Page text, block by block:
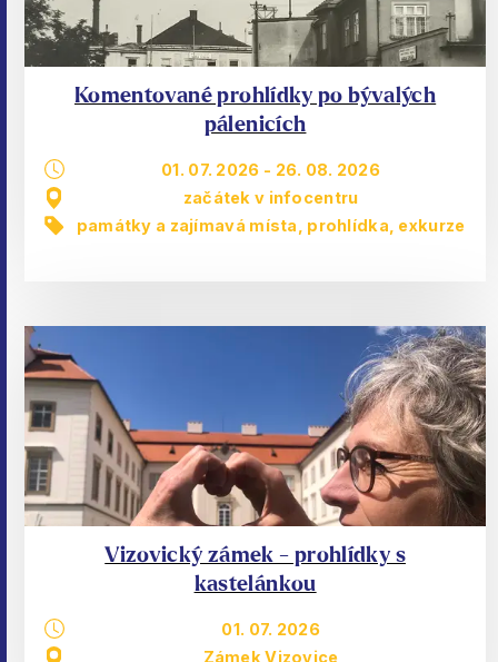
Komentované prohlídky po bývalých
pálenicích
01. 07. 2026 - 26. 08. 2026
začátek v infocentru
památky a zajímavá místa
prohlídka, exkurze
Vizovický zámek - prohlídky s
kastelánkou
01. 07. 2026
Zámek Vizovice